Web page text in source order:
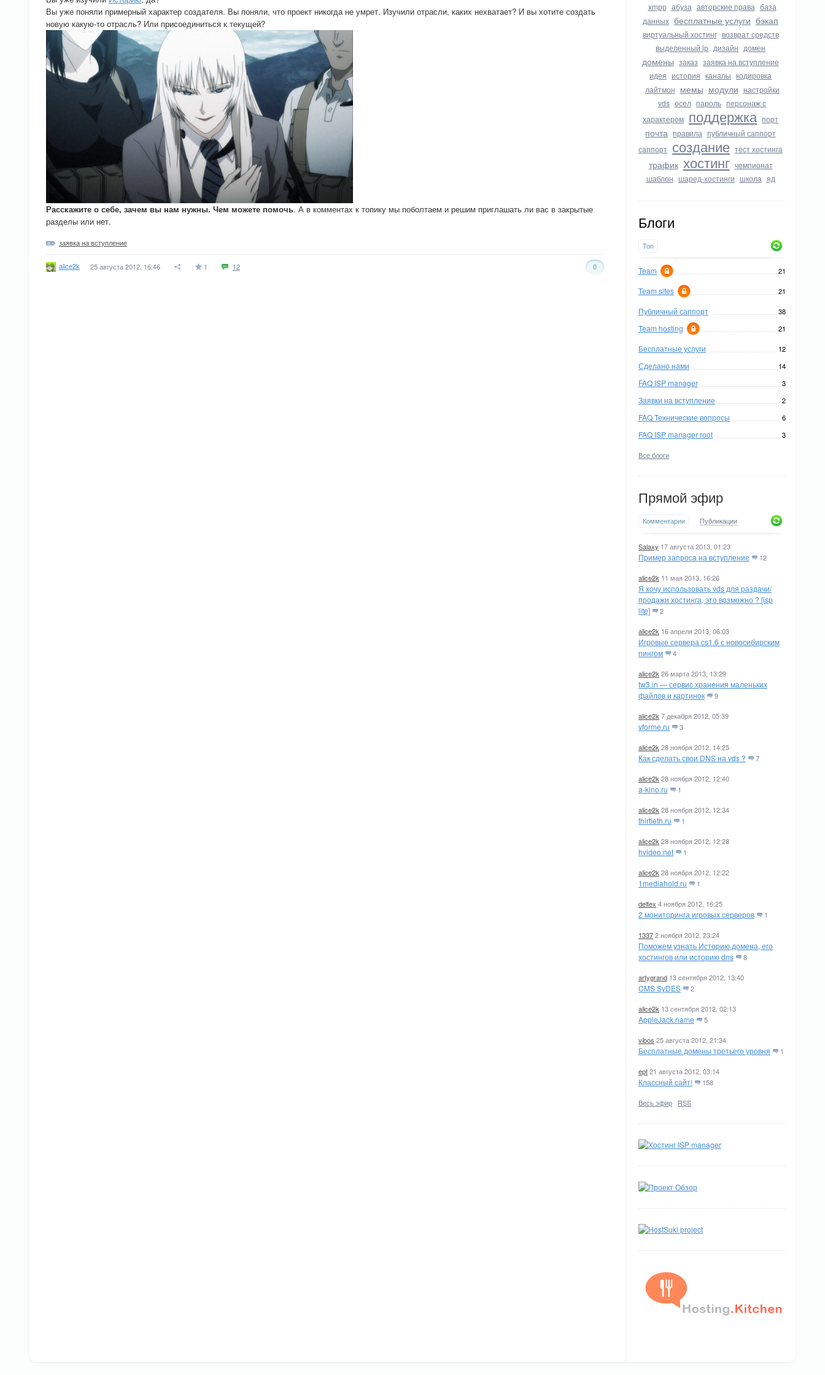
xmpp абуза авторские права база
данных бесплатные услуги бэкап
виртуальный хостинг возврат средств
выделенный ip дизайн домен
домены заказ заявка на вступление
идея история каналы кодировка
лайтмон мемы модули настройки
vds осел пароль персонаж с
характером поддержка порт
почта правила публичный саппорт
саппорт создание тест хостинга
трафик хостинг чемпионат
шаблон шаред-хостинги школа яд
Блоги
Топ
Team 21
Team sites 21
Публичный саппорт 38
Team hosting 21
Бесплатные услуги 12
Сделано нами 14
FAQ ISP manager 3
Заявки на вступление 2
FAQ Технические вопросы 6
FAQ ISP manager root 3
Все блоги
Прямой эфир
Комментарии Публикации
Salaxy 17 августа 2013, 01:23
Пример запроса на вступление 12
alice2k 11 мая 2013, 16:26
Я хочу использовать vds для раздачи/
продажи хостинга, это возможно ? [isp
lite]
2
alice2k 16 апреля 2013, 06:03
Игровые сервера cs1.6 с новосибирским
пингом
4
alice2k 26 марта 2013, 13:29
tw3.in — сервис хранения маленьких
файлов и картинок
9
alice2k 7 декабря 2012, 05:39
vforme.ru 3
alice2k 28 ноября 2012, 14:25
Как сделать свои DNS на vds ? 7
alice2k 28 ноября 2012, 12:40
a-kino.ru 1
alice2k 28 ноября 2012, 12:34
thirtieth.ru 1
alice2k 28 ноября 2012, 12:28
hvideo.net 1
alice2k 28 ноября 2012, 12:22
1mediahold.ru 1
deltex 4 ноября 2012, 16:25
2 мониторинга игровых серверов 1
13372 ноября 2012, 23:24
Поможем узнать Историю домена, его
хостингов или историю dns
8
artygrand 13 сентября 2012, 13:40
CMS SyDES 2
alice2k 13 сентября 2012, 02:13
AppleJack.name 5
vibos 25 августа 2012, 21:34
Бесплатные домены третьего уровня 1
ept21 августа 2012, 03:14
Классный сайт! 158
Весь эфир · RSS
Вы уже поняли примерный характер создателя. Вы поняли, что проект никогда не умрет. Изучили отрасли, каких нехватает? И вы хотите создать
новую какую-то отрасль? Или присоединиться к текущей?
Расскажите о себе, зачем вы нам нужны. Чем можете помочь. А в комментах к топику мы поболтаем и решим приглашать ли вас в закрытые
разделы или нет.
заявка на вступление
alice2k 25 августа 2012, 16:46 1 12 0